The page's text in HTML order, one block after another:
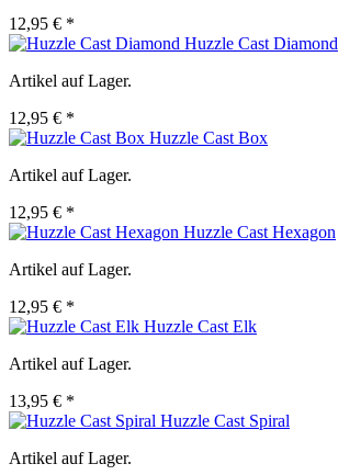
12,95 € *
Huzzle Cast Diamond
Artikel auf Lager.
12,95 € *
Huzzle Cast Box
Artikel auf Lager.
12,95 € *
Huzzle Cast Hexagon
Artikel auf Lager.
12,95 € *
Huzzle Cast Elk
Artikel auf Lager.
13,95 € *
Huzzle Cast Spiral
Artikel auf Lager.